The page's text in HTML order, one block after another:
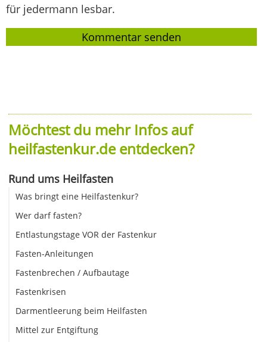
für jedermann lesbar.
Möchtest du mehr Infos auf
heilfastenkur.de entdecken?
Rund ums Heilfasten
Was bringt eine Heilfastenkur?
Wer darf fasten?
Entlastungstage VOR der Fastenkur
Fasten-Anleitungen
Fastenbrechen / Aufbautage
Fastenkrisen
Darmentleerung beim Heilfasten
Mittel zur Entgiftung